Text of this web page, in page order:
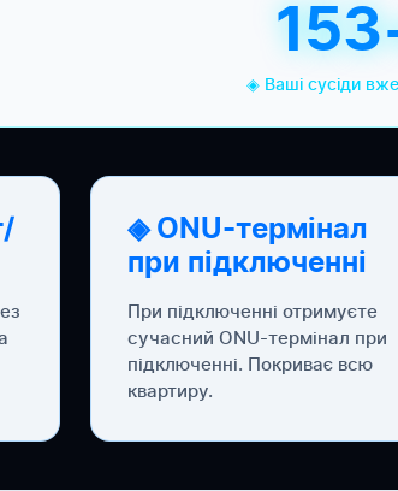
◈ Ваші сусіди
◈ ONU-термінал
при підключенні
При підключенні отримуєте
сучасний ONU-термінал при
підключенні. Покриває всю
квартиру.